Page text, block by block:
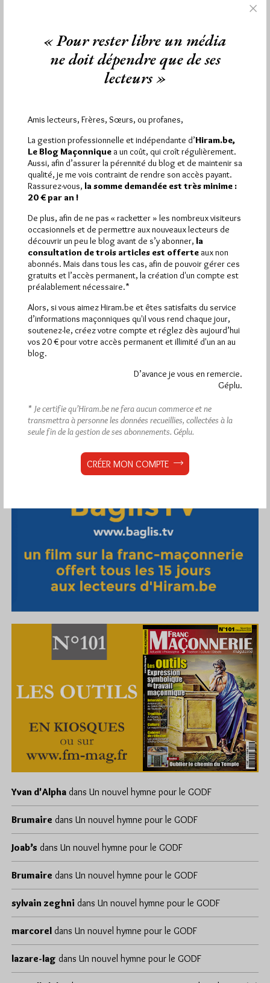
Lu 478 fois
15 mars au château du Karreveld à Molenbeek-Bruxelles.…
Divers 0 commentaire
2 608 pagesont été lues (Source : Pirsch.io)
Plus d’informations
Abonnement aux Newsletters - RSS
Yvan d'Alpha dans Un nouvel hymne pour le GODF
Brumaire dans Un nouvel hymne pour le GODF
Joab’s dans Un nouvel hymne pour le GODF
Brumaire dans Un nouvel hymne pour le GODF
sylvain zeghni dans Un nouvel hymne pour le GODF
marcorel dans Un nouvel hymne pour le GODF
lazare-lag dans Un nouvel hymne pour le GODF
« Pour rester libre un média
ne doit dépendre que de ses
lecteurs »
Amis lecteurs, Frères, Sœurs, ou profanes,
La gestion professionnelle et indépendante d’Hiram.be,
Le Blog Maçonnique a un coût, qui croît régulièrement.
Aussi, afin d’assurer la pérennité du blog et de maintenir sa
qualité, je me vois contraint de rendre son accès payant.
Rassurez-vous, la somme demandée est très minime :
20 € par an !
De plus, afin de ne pas « racketter » les nombreux visiteurs
occasionnels et de permettre aux nouveaux lecteurs de
découvrir un peu le blog avant de s’y abonner, la
consultation de trois articles est offerte aux non
abonnés. Mais dans tous les cas, afin de pouvoir gérer ces
gratuits et l’accès permanent, la création d'un compte est
préalablement nécessaire.*
Alors, si vous aimez Hiram.be et êtes satisfaits du service
d’informations maçonniques qu'il vous rend chaque jour,
soutenez-le, créez votre compte et réglez dès aujourd’hui
vos 20 € pour votre accès permanent et illimité d'un an au
blog.
D’avance je vous en remercie.
Géplu.
* Je certifie qu’Hiram.be ne fera aucun commerce et ne
transmettra à personne les données recueillies, collectées à la
seule fin de la gestion de ses abonnements. Géplu.
CRÉER MON COMPTE